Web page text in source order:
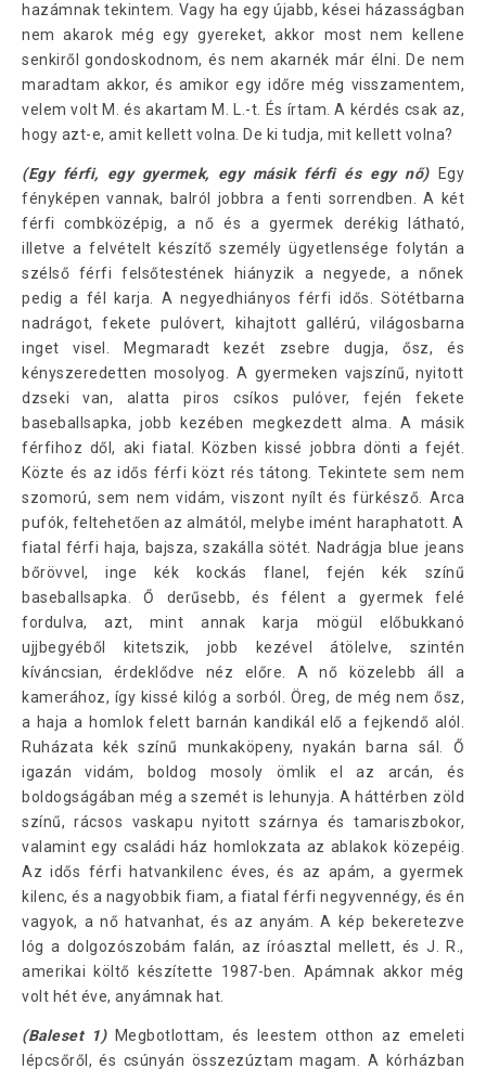
hazámnak tekintem. Vagy ha egy újabb, kései házasságban
nem akarok még egy gyereket, akkor most nem kellene
senkiről gondoskodnom, és nem akarnék már élni. De nem
maradtam akkor, és amikor egy időre még visszamentem,
velem volt M. és akartam M. L.-t. És írtam. A kérdés csak az,
hogy azt-e, amit kellett volna. De ki tudja, mit kellett volna?
(Egy férfi, egy gyermek, egy másik férfi és egy nő)Egy
fényképen vannak, balról jobbra a fenti sorrendben. A két
férfi combközépig, a nő és a gyermek derékig látható,
illetve a felvételt készítő személy ügyetlensége folytán a
szélső férfi felsőtestének hiányzik a negyede, a nőnek
pedig a fél karja. A negyedhiányos férfi idős. Sötétbarna
nadrágot, fekete pulóvert, kihajtott gallérú, világosbarna
inget visel. Megmaradt kezét zsebre dugja, ősz, és
kényszeredetten mosolyog. A gyermeken vajszínű, nyitott
dzseki van, alatta piros csíkos pulóver, fején fekete
baseballsapka, jobb kezében megkezdett alma. A másik
férfihoz dől, aki fiatal. Közben kissé jobbra dönti a fejét.
Közte és az idős férfi közt rés tátong. Tekintete sem nem
szomorú, sem nem vidám, viszont nyílt és fürkésző. Arca
pufók, feltehetően az almától, melybe imént haraphatott. A
fiatal férfi haja, bajsza, szakálla sötét. Nadrágja blue jeans
bőrövvel, inge kék kockás flanel, fején kék színű
baseballsapka. Ő derűsebb, és félent a gyermek felé
fordulva, azt, mint annak karja mögül előbukkanó
ujjbegyéből kitetszik, jobb kezével átölelve, szintén
kíváncsian, érdeklődve néz előre. A nő közelebb áll a
kamerához, így kissé kilóg a sorból. Öreg, de még nem ősz,
a haja a homlok felett barnán kandikál elő a fejkendő alól.
Ruházata kék színű munkaköpeny, nyakán barna sál. Ő
igazán vidám, boldog mosoly ömlik el az arcán, és
boldogságában még a szemét is lehunyja. A háttérben zöld
színű, rácsos vaskapu nyitott szárnya és tamariszbokor,
valamint egy családi ház homlokzata az ablakok közepéig.
Az idős férfi hatvankilenc éves, és az apám, a gyermek
kilenc, és a nagyobbik fiam, a fiatal férfi negyvennégy, és én
vagyok, a nő hatvanhat, és az anyám. A kép bekeretezve
lóg a dolgozószobám falán, az íróasztal mellett, és J. R.,
amerikai költő készítette 1987-ben. Apámnak akkor még
volt hét éve, anyámnak hat.
(Baleset 1)Megbotlottam, és leestem otthon az emeleti
lépcsőről, és csúnyán összezúztam magam. A kórházban